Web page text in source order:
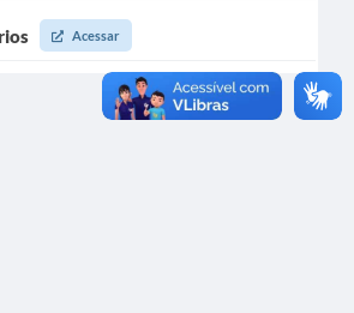
Acessar